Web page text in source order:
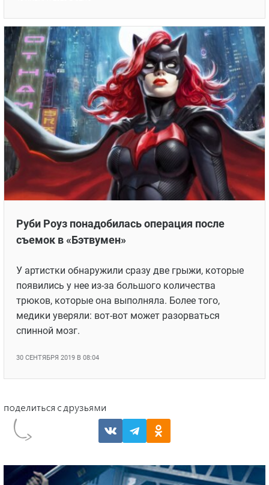
Руби Роуз понадобилась операция после
съемок в «Бэтвумен»
У артистки обнаружили сразу две грыжи, которые
появились у нее из-за большого количества
трюков, которые она выполняла. Более того,
медики уверяли: вот-вот может разорваться
спинной мозг.
30 СЕНТЯБРЯ 2019 В 08:04